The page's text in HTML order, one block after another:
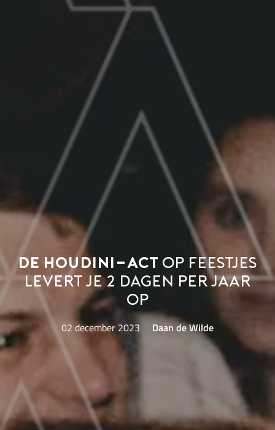
De Houdini-act op feestjes
levert je 2 dagen per jaar
op
02 december 2023 Daan de Wilde